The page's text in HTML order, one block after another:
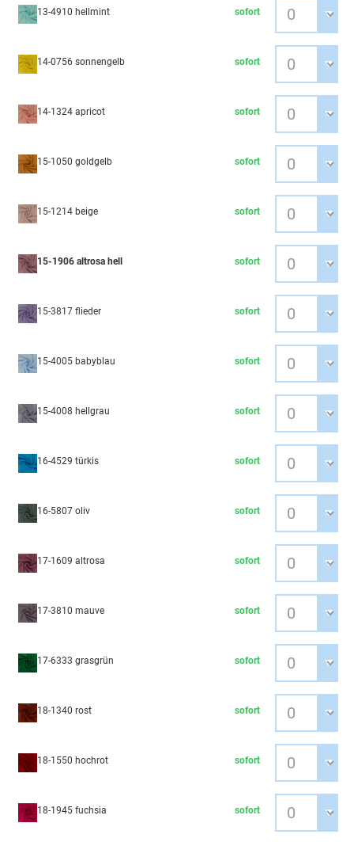
13-4910 hellmint sofort
14-0756 sonnengelb sofort
14-1324 apricot sofort
15-1050 goldgelb sofort
15-1214 beige sofort
15-1906 altrosa hell sofort
15-3817 flieder sofort
15-4005 babyblau sofort
15-4008 hellgrau sofort
16-4529 türkis sofort
16-5807 oliv sofort
17-1609 altrosa sofort
17-3810 mauve sofort
17-6333 grasgrün sofort
18-1340 rost sofort
18-1550 hochrot sofort
18-1945 fuchsia sofort